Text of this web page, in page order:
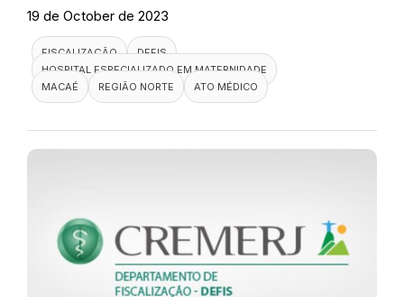
19 de October de 2023
FISCALIZAÇÃO
DEFIS
HOSPITAL ESPECIALIZADO EM MATERNIDADE
MACAÉ
REGIÃO NORTE ATO MÉDICO